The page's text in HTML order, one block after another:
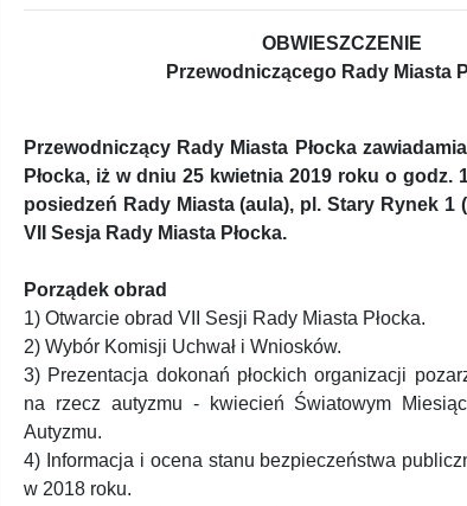
OBWIESZCZENIE
Przewodniczącego Rady Miasta
Przewodniczący Rady Miasta Płocka
Płocka, iż w dniu 25 kwietnia 2019 roku o godz.
posiedzeń Rady Miasta (aula), pl. Stary Rynek 1
VII Sesja Rady Miasta Płocka.
Porządek obrad
1) Otwarcie obrad VII Sesji Rady Miasta Płocka.
2) Wybór Komisji Uchwał i Wniosków.
3) Prezentacja dokonań płockich organizacji
na rzecz autyzmu - kwiecień Światowym
Autyzmu.
4) Informacja i ocena stanu bezpieczeństwa
w 2018 roku.